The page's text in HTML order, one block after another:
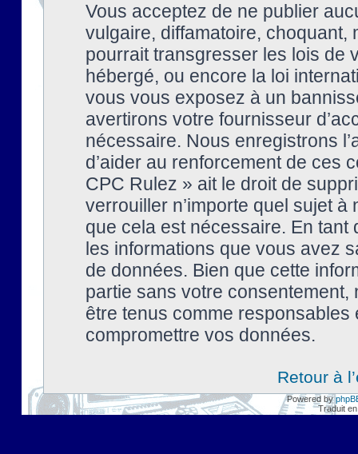
Vous acceptez de ne publier
vulgaire, diffamatoire, choquant,
pourrait transgresser les lois de
hébergé, ou encore la loi
vous vous exposez à un
avertirons votre fournisseur
nécessaire. Nous enregistrons
d’aider au renforcement de ces
CPC Rulez » ait le droit de
verrouiller n’importe quel sujet à
que cela est nécessaire. En tant
les informations que vous avez
de données. Bien que cette
partie sans votre
être tenus comme
compromettre vos données.
Retour à
Powered by
Traduit